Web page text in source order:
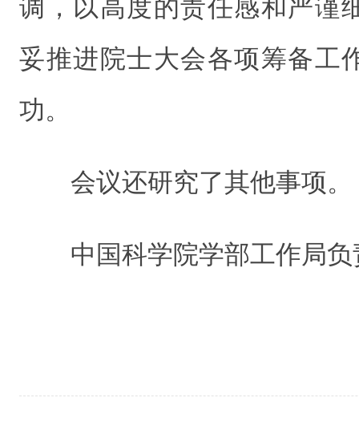
调，以高度的责任感和严谨
妥推进院士大会各项筹备工
功。
会议还研究了其他事项。
中国科学院学部工作局